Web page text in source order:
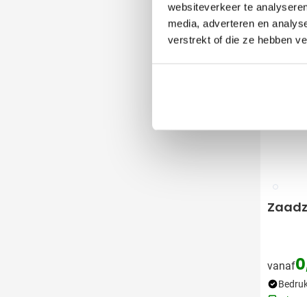
websiteverkeer te
media, adverteren en
verstrekt of die ze hebben
009
vanaf